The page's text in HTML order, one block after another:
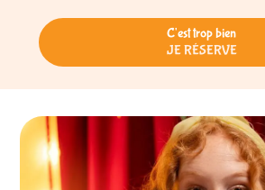
C'est trop bien
JE RÉSERVE